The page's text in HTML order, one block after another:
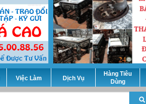
Việc Làm Dịch Vụ
Hàng Tiêu
Dùng